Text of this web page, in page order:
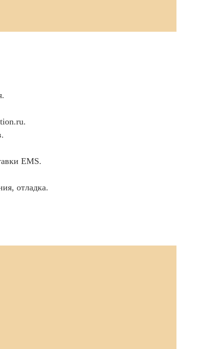
EMS.
отладка.